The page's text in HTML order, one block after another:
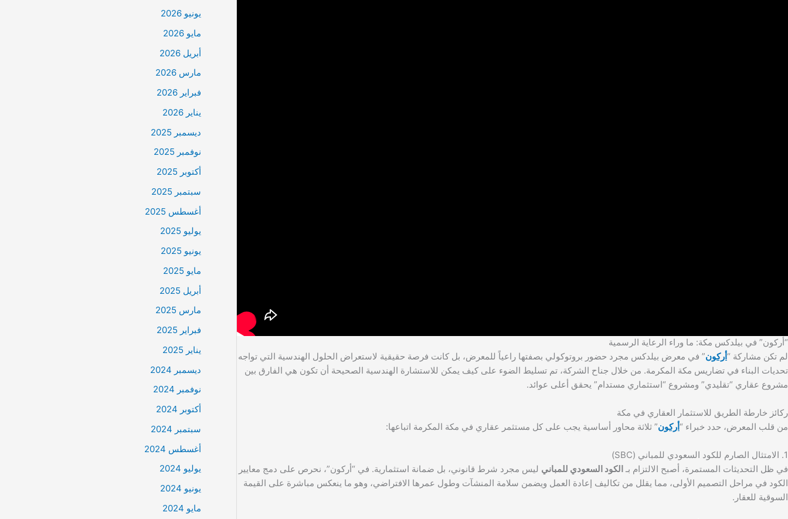
“أركون” في بيلدكس مكة: ما وراء الرعاية الرسمية
لم تكن مشاركة “أركون” في معرض بيلدكس مجرد حضور بروتوكولي بصفتها راعياً للمعرض، بل كانت فرصة حقيقية لاستعراض الحلول الهندسية التي تواجه
تحديات البناء في تضاريس مكة المكرمة. من خلال جناح الشركة، تم تسليط الضوء على كيف يمكن للاستشارة الهندسية الصحيحة أن تكون هي الفارق بين
مشروع عقاري “تقليدي” ومشروع “استثماري مستدام” يحقق أعلى عوائد.
ركائز خارطة الطريق للاستثمار العقاري في مكة
من قلب المعرض، حدد خبراء “أركون” ثلاثة محاور أساسية يجب على كل مستثمر عقاري في مكة المكرمة اتباعها:
1. الامتثال الصارم للكود السعودي للمباني (SBC)
في ظل التحديثات المستمرة، أصبح الالتزام بـ الكود السعودي للمباني ليس مجرد شرط قانوني، بل ضمانة استثمارية. في “أركون”، نحرص على دمج معايير
الكود في مراحل التصميم الأولى، مما يقلل من تكاليف إعادة العمل ويضمن سلامة المنشآت وطول عمرها الافتراضي، وهو ما ينعكس مباشرة على القيمة
السوقية للعقار.
يونيو 2026
مايو 2026
أبريل 2026
مارس 2026
فبراير 2026
يناير 2026
ديسمبر 2025
نوفمبر 2025
أكتوبر 2025
سبتمبر 2025
أغسطس 2025
يوليو 2025
يونيو 2025
مايو 2025
أبريل 2025
مارس 2025
فبراير 2025
يناير 2025
ديسمبر 2024
نوفمبر 2024
أكتوبر 2024
سبتمبر 2024
أغسطس 2024
يوليو 2024
يونيو 2024
مايو 2024